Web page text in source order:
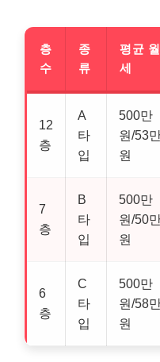
층
수
종
류
평균 월
세
12
층
A
타
입
500만
원/53
원
7
층
B
타
입
500만
원/50
원
6
층
C
타
입
500만
원/58
원